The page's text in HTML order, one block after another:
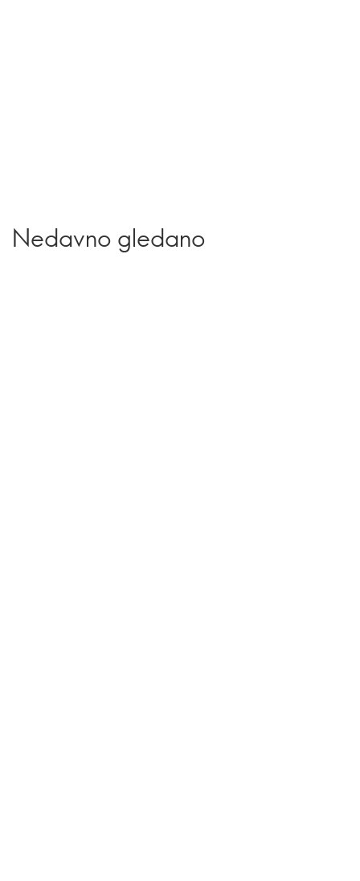
Nedavno gledano